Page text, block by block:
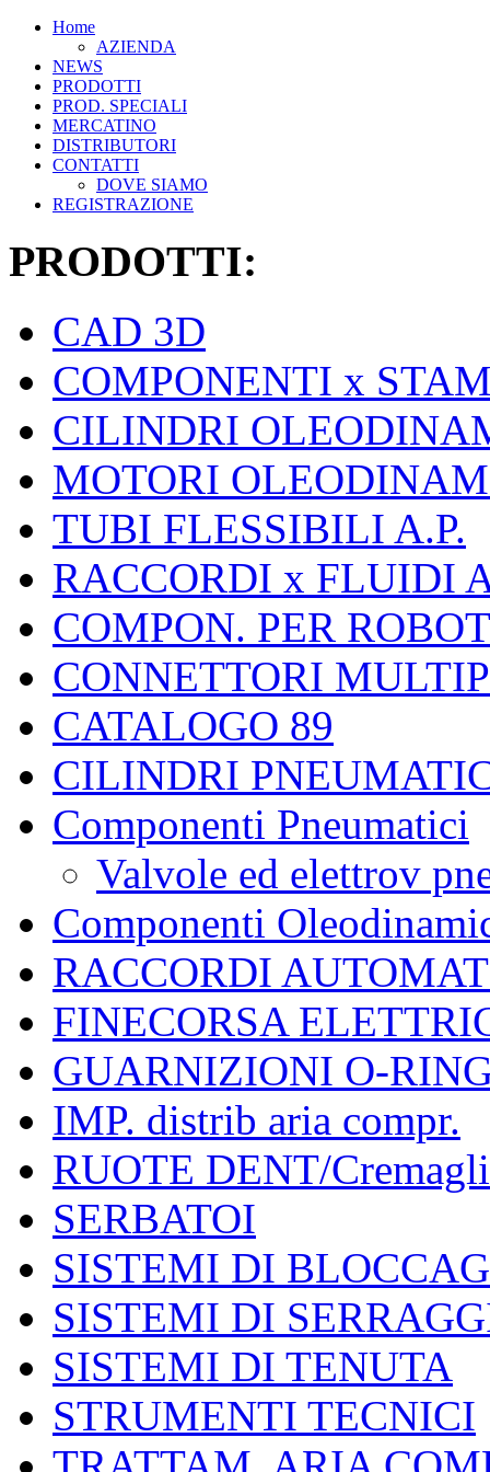
Home
AZIENDA
NEWS
PRODOTTI
PROD. SPECIALI
MERCATINO
DISTRIBUTORI
CONTATTI
DOVE SIAMO
REGISTRAZIONE
PRODOTTI:
CAD 3D
COMPONENTI x
CILINDRI
MOTORI
TUBI FLESSIBILI A.P.
RACCORDI x FLUIDI
COMPON. PER
CONNETTORI
CATALOGO 89
CILINDRI
Componenti Pneumatici
Valvole ed elettrov
Componenti
RACCORDI
FINECORSA
GUARNIZIONI O-
IMP. distrib aria compr.
RUOTE DENT/
SERBATOI
SISTEMI DI
SISTEMI DI
SISTEMI DI TENUTA
STRUMENTI TECNICI